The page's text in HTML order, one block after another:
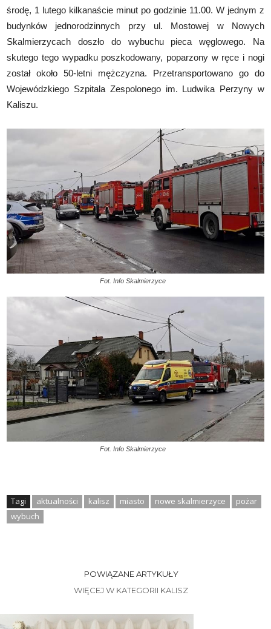
środę, 1 lutego kilkanaście minut po godzinie 11.00. W jednym z
budynków jednorodzinnych przy ul. Mostowej w Nowych
Skalmierzycach doszło do wybuchu pieca węglowego. Na
skutego tego wypadku poszkodowany, poparzony w ręce i nogi
został około 50-letni mężczyzna. Przetransportowano go do
Wojewódzkiego Szpitala Zespolonego im. Ludwika Perzyny w
Kaliszu.
Fot. Info Skalmierzyce
Fot. Info Skalmierzyce
Tagi aktualności kalisz miasto nowe skalmierzyce
pożar
wybuch
POWIĄZANE ARTYKUŁY
WIĘCEJ W KATEGORII KALISZ